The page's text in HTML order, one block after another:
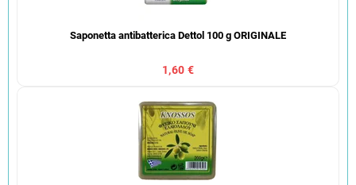
Saponetta antibatterica Dettol 100 g ORIGINALE
1,60 €